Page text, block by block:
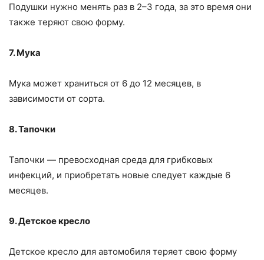
Подушки нужно менять раз в 2–3 года, за это время они
также теряют свою форму.
7. Мука
Мука может храниться от 6 до 12 месяцев, в
зависимости от сорта.
8. Тапочки
Тапочки — превосходная среда для грибковых
инфекций, и приобретать новые следует каждые 6
месяцев.
9. Детское кресло
Детское кресло для автомобиля теряет свою форму